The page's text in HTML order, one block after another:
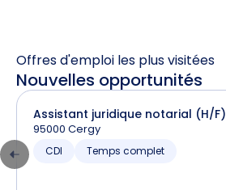
Offres d'emploi les plus visitées
Nouvelles opportunités
Assistant juridique notarial (H/F)
95000 Cergy
CDI Temps complet